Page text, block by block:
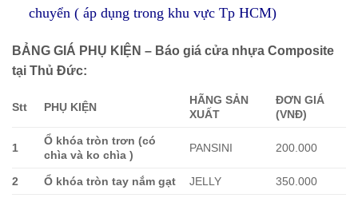
chuyển ( áp dụng trong khu vực Tp HCM)
BẢNG GIÁ PHỤ KIỆN – Báo giá cửa nhựa Composite
tại Thủ Đức:
Stt PHỤ KIỆN
HÃNG SẢN
XUẤT
ĐƠN GIÁ
(VNĐ)
1
Ổ khóa tròn trơn (có
chìa và ko chìa )
PANSINI 200.000
2 Ổ khóa tròn tay nắm gạt JELLY 350.000